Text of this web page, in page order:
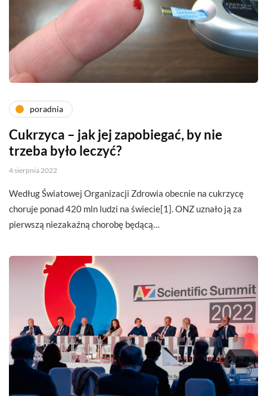
poradnia
Cukrzyca – jak jej zapobiegać, by nie
trzeba było leczyć?
4 sierpnia 2022
Według Światowej Organizacji Zdrowia obecnie na cukrzycę
choruje ponad 420 mln ludzi na świecie[1]. ONZ uznało ją za
pierwszą niezakaźną chorobę będącą…